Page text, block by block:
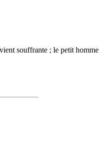
souffrante ; le petit homme